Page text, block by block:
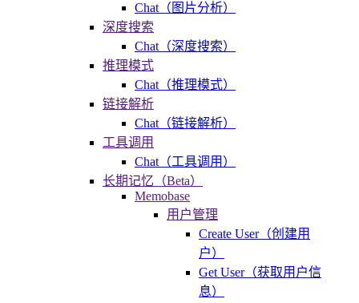
Chat（图片分析）
深度搜索
Chat（深度搜索）
推理模式
Chat（推理模式）
链接解析
Chat（链接解析）
工具调用
Chat（工具调用）
长期记忆（Beta）
Memobase
用户管理
Create User（创建用
户）
Get User（获取用户信
息）